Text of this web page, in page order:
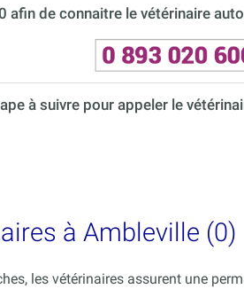
afin de connaitre le vétérinaire
à suivre pour appeler le
à Ambleville (0)
les vétérinaires assurent une